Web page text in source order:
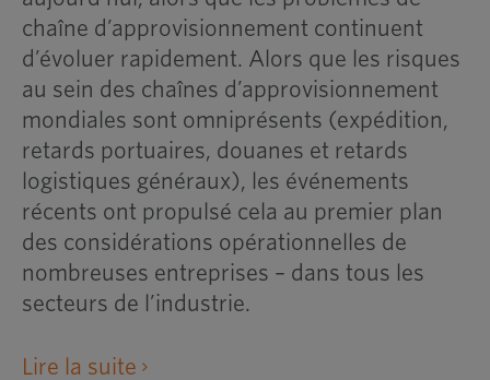
chaîne d’approvisionnement continuent
d’évoluer rapidement. Alors que les risques
au sein des chaînes d’approvisionnement
mondiales sont omniprésents (expédition,
retards portuaires, douanes et retards
logistiques généraux), les événements
récents ont propulsé cela au premier plan
des considérations opérationnelles de
nombreuses entreprises – dans tous les
secteurs de l’industrie.
Lire la suiteouvre